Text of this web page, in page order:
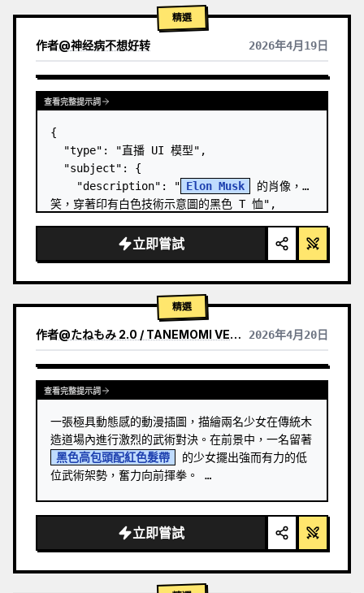
精選
作者@神经病不想好转 2026年4月19日
查看完整提示詞
{
  "type": "直播 UI 模型",
  "subject": {
    "description": "
Elon Musk
的肖像，微
笑，穿著印有白色技術示意圖的黑色 T 恤",
文字的螢幕，右側顯示紅色的 '{argument
name=\"r…
立即嘗試
精選
作者@たねもみ 2.0 / TANEMOMI VER2.0 2026年4月20日
查看完整提示詞
一張極具動態感的動漫插圖，描繪兩名少女在傳統木
黑色高包頭配紅色髮帶
的少女擺出強而有力的低
位武術架勢，奮力向前揮拳。 …
立即嘗試